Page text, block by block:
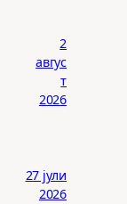
2
авгус
т
2026
27 јули
2026